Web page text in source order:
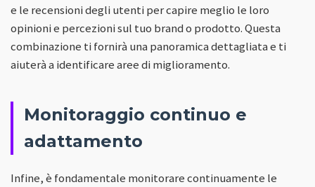
e le recensioni degli utenti per capire meglio le loro
opinioni e percezioni sul tuo brand o prodotto. Questa
combinazione ti fornirà una panoramica dettagliata e ti
aiuterà a identificare aree di miglioramento.
Monitoraggio continuo e
adattamento
Infine, è fondamentale monitorare continuamente le